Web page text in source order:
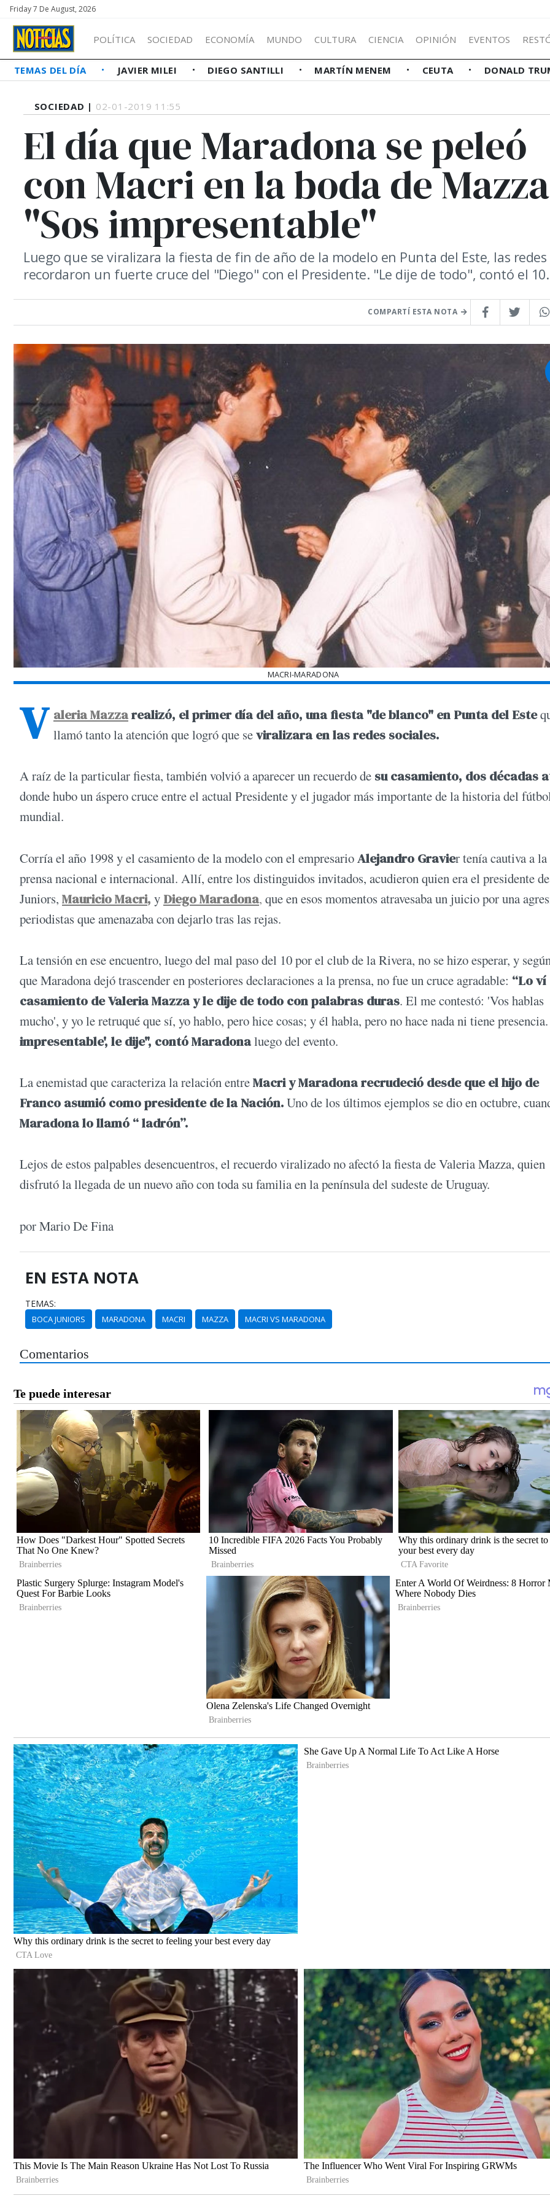
Friday 7 De August, 2026
POLÍTICA SOCIEDAD ECONOMÍA MUNDO CULTURA CIENCIA OPINIÓN EVENTOS
TEMAS DEL DÍA JAVIER MILEI DIEGO SANTILLI MARTÍN MENEM CEUTA DONALD
SOCIEDAD | 02-01-2019 11:55
El día que Maradona se peleó
con Macri en la boda de
"Sos impresentable"
Luego que se viralizara la fiesta de fin de año de la modelo en Punta del Este, las redes
recordaron un fuerte cruce del "Diego" con el Presidente. "Le dije de todo", contó el 10.
COMPARTÍ ESTA NOTA
MACRI-MARADONA
V aleria Mazzarealizó, el primer día del año, una fiesta "de blanco" en Punta del Este
llamó tanto la atención que logró que seviralizara en las redes sociales.
A raíz de la particular fiesta, también volvió a aparecer un recuerdo de su casamiento, dos décadas
donde hubo un áspero cruce entre el actual Presidente y el jugador más importante de la historia del
mundial.
Corría el año 1998 y el casamiento de la modelo con el empresarioAlejandro Gravier tenía cautiva a la
prensa nacional e internacional. Allí, entre los distinguidos invitados, acudieron quien era el presidente
Juniors, Mauricio Macri, y Diego Maradona, que en esos momentos atravesaba un juicio por una
periodistas que amenazaba con dejarlo tras las rejas.
La tensión en ese encuentro, luego del mal paso del 10 por el club de la Rivera, no se hizo esperar, y
que Maradona dejó trascender en posteriores declaraciones a la prensa, no fue un cruce agradable: “Lo ví
casamiento de Valeria Mazza y le dije de todo con palabras duras. El me contestó: 'Vos hablas
mucho', y yo le retruqué que sí, yo hablo, pero hice cosas; y él habla, pero no hace nada ni tiene
impresentable', le dije", contó Maradonaluego del evento.
La enemistad que caracteriza la relación entreMacri y Maradona recrudeció desde que el hijo de
Franco asumió como presidente de la Nación.Uno de los últimos ejemplos se dio en octubre,
Maradona lo llamó “ ladrón”.
Lejos de estos palpables desencuentros, el recuerdo viralizado no afectó la fiesta de Valeria Mazza, quien
disfrutó la llegada de un nuevo año con toda su familia en la península del sudeste de Uruguay.
por Mario De Fina
EN ESTA NOTA
TEMAS:
BOCA JUNIORS MARADONA MACRI MAZZA MACRI VS MARADONA
Comentarios